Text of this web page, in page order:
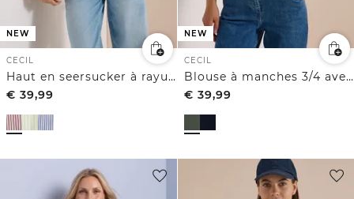
NEW
CECIL
Haut en seersucker à rayures
€ 39,99
NEW
CECIL
Blouse à manches 3/4 avec détails contrastés
€ 39,99